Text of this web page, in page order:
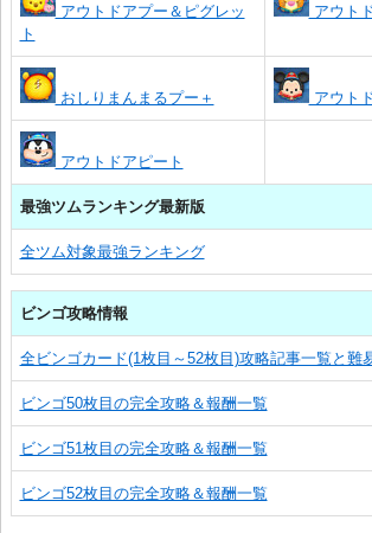
アウトドアプー＆ピグレッ
ト
アウト
おしりまんまるプー＋ アウト
アウトドアピート
最強ツムランキング最新版
全ツム対象最強ランキング
ビンゴ攻略情報
全ビンゴカード(1枚目～52枚目)攻略記事一覧と難
ビンゴ50枚目の完全攻略＆報酬一覧
ビンゴ51枚目の完全攻略＆報酬一覧
ビンゴ52枚目の完全攻略＆報酬一覧